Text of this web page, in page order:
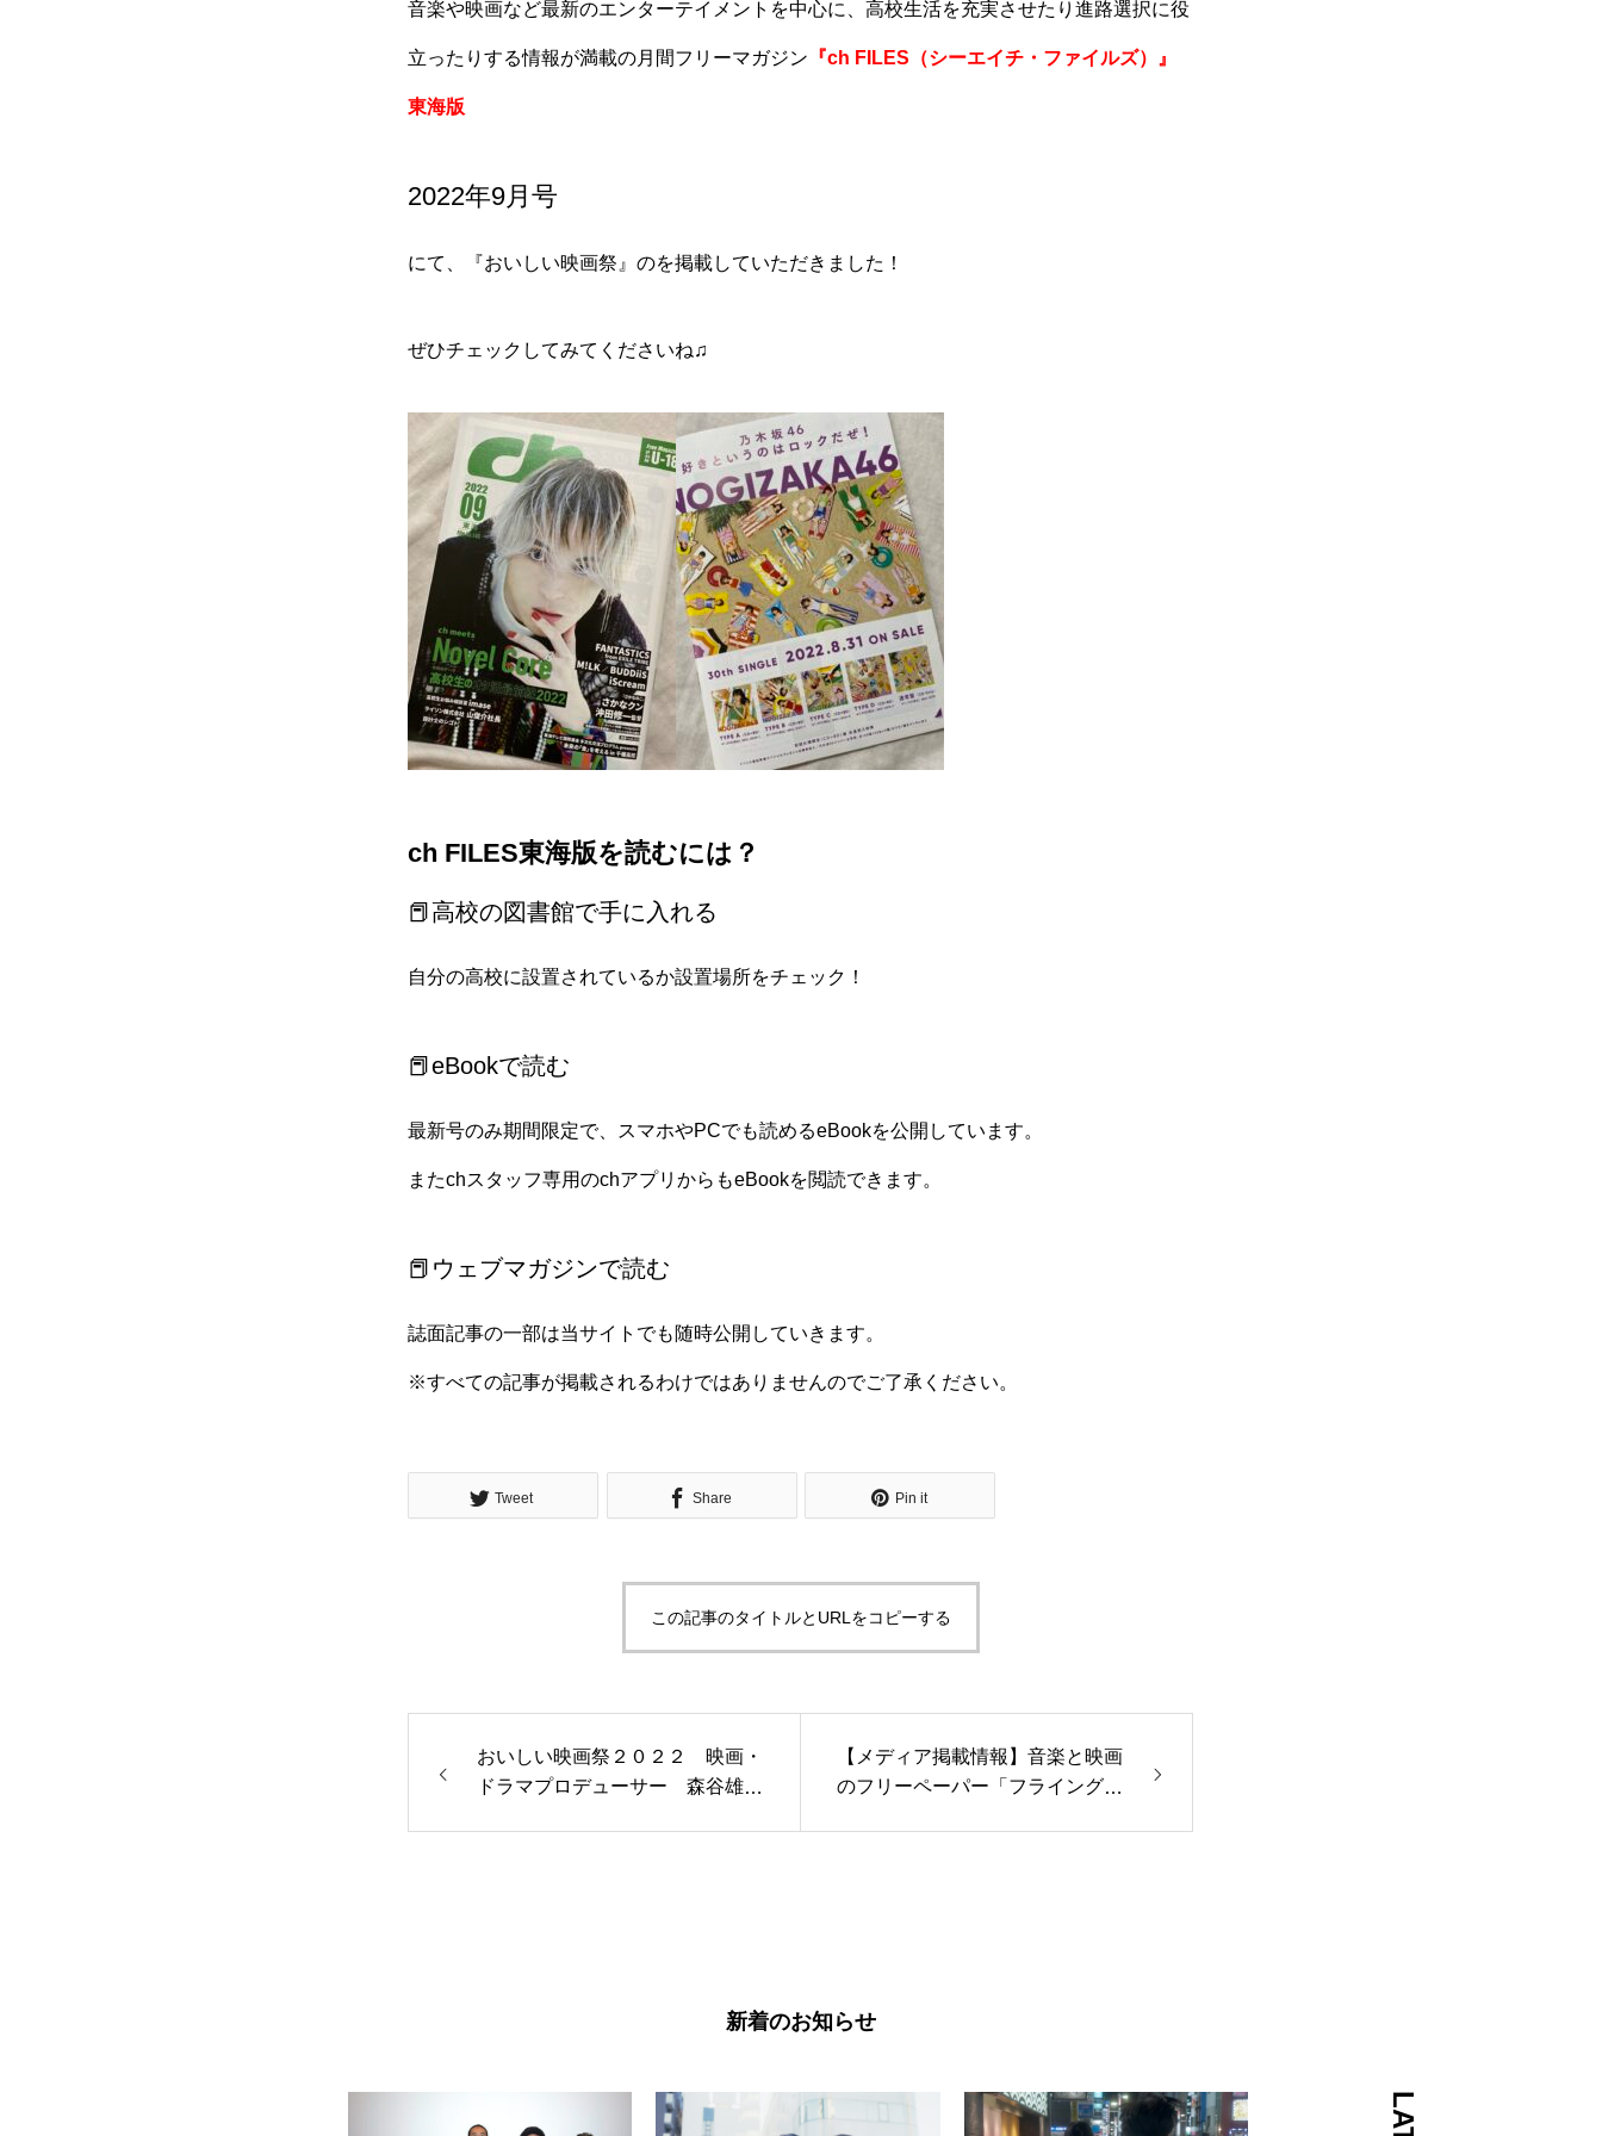
音楽や映画など最新のエンターテイメントを中心に、高校生活を充実させたり進路選択に役
立ったりする情報が満載の月間フリーマガジン 『ch FILES（シーエイチ・ファイルズ）』
東海版
2022年9月号
にて、『おいしい映画祭』のを掲載していただきました！
ぜひチェックしてみてくださいね♫
ch FILES東海版を読むには？
📕高校の図書館で手に入れる
自分の高校に設置されているか設置場所をチェック！
📕eBookで読む
最新号のみ期間限定で、スマホやPCでも読めるeBookを公開しています。
またchスタッフ専用のchアプリ からもeBookを閲読できます。
📕ウェブマガジンで読む
誌面記事の一部は当サイトでも随時公開していきます。
※すべての記事が掲載されるわけではありませんのでご了承ください。
Tweet Share Pin it
この記事のタイトルとURLをコピーする
おいしい映画祭２０２２ 映画・
ドラマプロデューサー 森谷雄
【メディア掲載情報】音楽と映画
のフリーペーパー「フライングポ
新着のお知らせ